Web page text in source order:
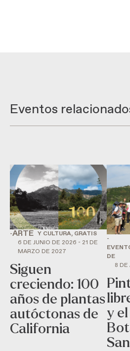
Eventos
-ARTE Y CULTURA, GRATIS
6 DE JUNIO DE 2026 - 21 DE
MARZO DE 2027
Siguen
creciendo: 100
años de plantas
autóctonas de
California
-
DE
8
y